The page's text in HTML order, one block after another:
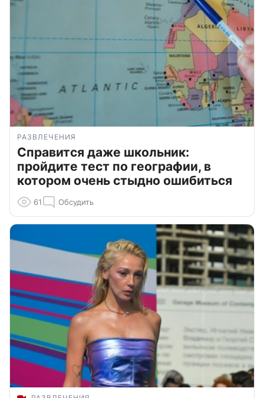
РАЗВЛЕЧЕНИЯ
Справится даже школьник:
пройдите тест по географии, в
котором очень стыдно ошибиться
61 Обсудить